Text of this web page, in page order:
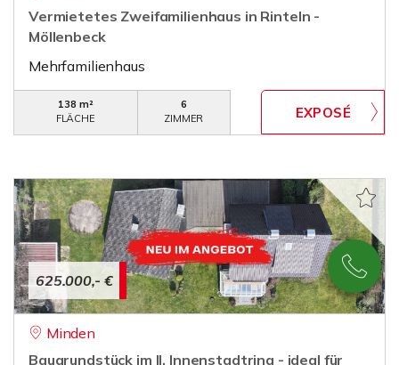
Vermietetes Zweifamilienhaus in Rinteln -
Möllenbeck
Mehrfamilienhaus
138 m²
FLÄCHE
6
ZIMMER
625.000,- €
Minden
Baugrundstück im II. Innenstadtring - ideal für